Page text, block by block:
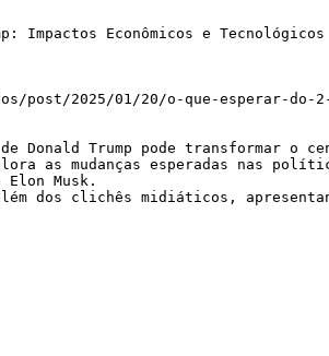
Econômicos e Tecnológicos
2025/01/20/o-que-esperar-do-2-
Donald Trump pode transformar o
Musk.